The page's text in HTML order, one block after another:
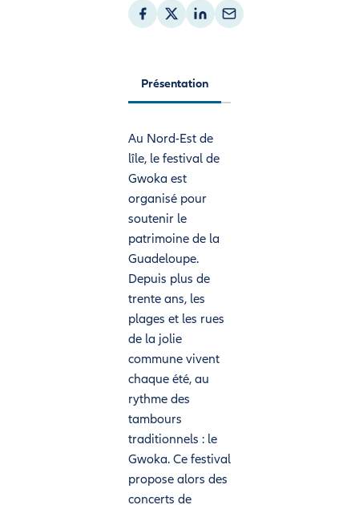
Présentation
Au Nord-Est de
lîle, le festival de
Gwoka est
organisé pour
soutenir le
patrimoine de la
Guadeloupe.
Depuis plus de
trente ans, les
plages et les rues
de la jolie
commune vivent
chaque été, au
rythme des
tambours
traditionnels : le
Gwoka. Ce festival
propose alors des
concerts de